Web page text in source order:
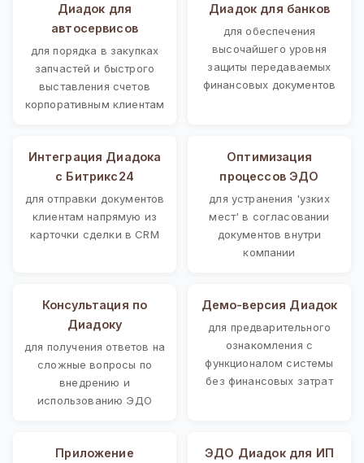
Диадок для
автосервисов
для порядка в закупках
запчастей и быстрого
выставления счетов
корпоративным клиентам
Диадок для банков
для обеспечения
высочайшего уровня
защиты передаваемых
финансовых документов
Интеграция Диадока
с Битрикс24
для отправки документов
клиентам напрямую из
карточки сделки в CRM
Оптимизация
процессов ЭДО
для устранения 'узких
мест' в согласовании
документов внутри
компании
Консультация по
Диадоку
для получения ответов на
сложные вопросы по
внедрению и
использованию ЭДО
Демо-версия Диадок
для предварительного
ознакомления с
функционалом системы
без финансовых затрат
Приложение
ЭДО Диадок для ИП